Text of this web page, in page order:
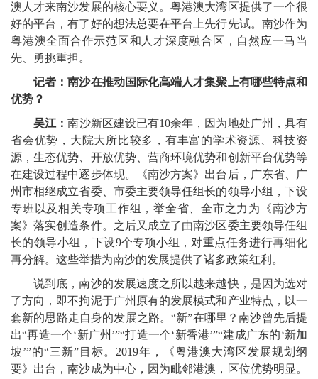
澳人才来南沙发展的核心要义。粤港澳大湾区提供了一个很
好的平台，有了好的想法总要在平台上先行先试。南沙作为
粤港澳全面合作示范区和人才深度融合区，自然应一马当
先、勇挑重担。
记者：南沙在推动国际化高端人才集聚上有哪些特点和
优势？
吴江：南沙新区建设已有10余年，因为地处广州，具有
省会优势，大院大所比较多，有丰富的学术资源、科技资
源，生态优势、开放优势、营商环境优势和创新平台优势等
在建设过程中逐步体现。《南沙方案》出台后，广东省、广
州市相继成立省委、市委主要领导任组长的领导小组，下设
专班以及相关专项工作组，举全省、全市之力为《南沙方
案》落实创造条件。之后又成立了由南沙区委主要领导任组
长的领导小组，下设9个专项小组，对重点任务进行再细化
再分解。这些举措为南沙的发展提供了诸多政策红利。
说到底，南沙的发展速度之所以越来越快，是因为选对
了方向，即不拘泥于广州原有的发展模式和产业特点，以一
套新的思路走自身的发展之路。“新”在哪里？南沙曾先后提
出“再造一个‘新广州’”“打造一个‘新香港’”“建成广东的‘新加
坡’”的“三新”目标。2019年，《粤港澳大湾区发展规划纲
要》出台，南沙成为中心，因为毗邻港澳，区位优势明显。